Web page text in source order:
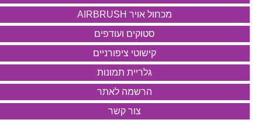
מכחול אויר AIRBRUSH
סטוקים ועודפים
קישוטי ציפורניים
גלריית תמונות
הרשמה לאתר
צור קשר